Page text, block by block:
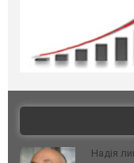
Надія